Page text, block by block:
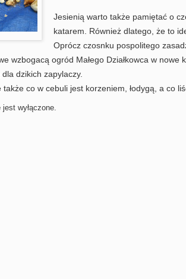
Jesienią warto także pamiętać o
katarem. Również dlatego, że to
Oprócz czosnku pospolitego
wzbogacą ogród Małego Działkowca w nowe
dzikich zapylaczy.
także co w cebuli jest korzeniem, łodygą, a co
jest wyłączone.